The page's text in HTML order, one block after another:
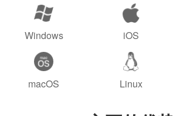
Windows iOS
macOS Linux